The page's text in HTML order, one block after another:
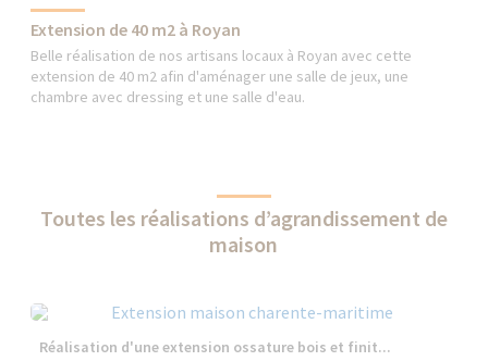
Extension de 40 m2 à Royan
Belle réalisation de nos artisans locaux à Royan avec cette
extension de 40 m2 afin d'aménager une salle de jeux, une
chambre avec dressing et une salle d'eau.
Toutes les réalisations d’agrandissement de
maison
Réalisation d'une extension ossature bois et finit...